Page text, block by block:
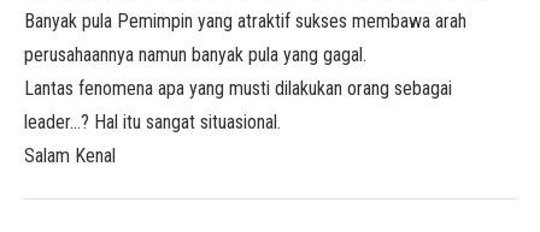
Banyak pula Pemimpin yang atraktif sukses membawa arah
perusahaannya namun banyak pula yang gagal.
Lantas fenomena apa yang musti dilakukan orang sebagai
leader…? Hal itu sangat situasional.
Salam Kenal